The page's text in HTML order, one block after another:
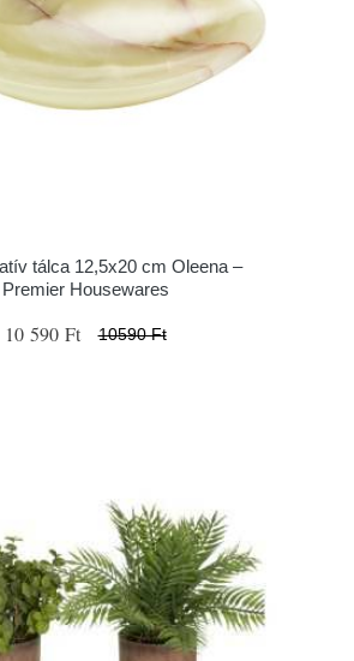
tálca 12,5x20 cm Oleena –
Premier Housewares
10 590 Ft 10590 Ft